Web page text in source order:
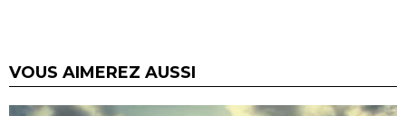
VOUS AIMEREZ AUSSI